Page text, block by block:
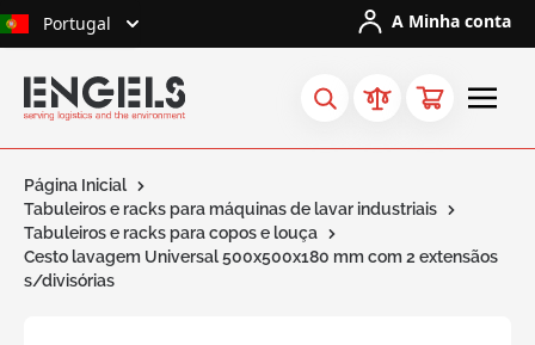
Ir para o Conteúdo
Portugal A Minha conta
Página Inicial
Tabuleiros e racks para máquinas de lavar industriais
Tabuleiros e racks para copos e louça
Cesto lavagem Universal 500x500x180 mm com 2 extensãos
s/divisórias